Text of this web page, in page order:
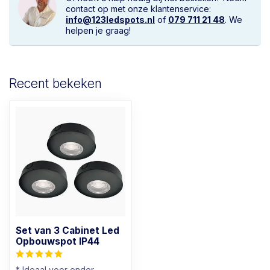
contact op met onze klantenservice:
info@123ledspots.nl of 079 711 21 48. We
helpen je graag!
Recent bekeken
Set van 3 Cabinet Led
Opbouwspot IP44